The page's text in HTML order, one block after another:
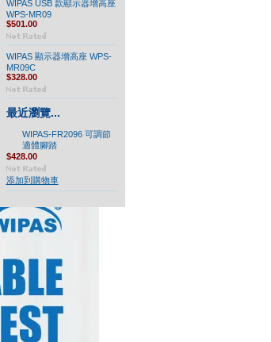
WIPAS USB 款顯示器增高座
WPS-MR09
$501.00
WIPAS 顯示器增高座 WPS-
MR09C
$328.00
最近瀏覽...
WIPAS-FR2096 可調節
適體腳踏
$428.00
添加到購物車